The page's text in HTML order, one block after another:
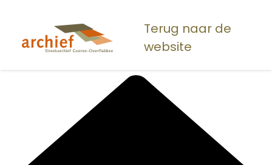
naar
Terug naar de
website